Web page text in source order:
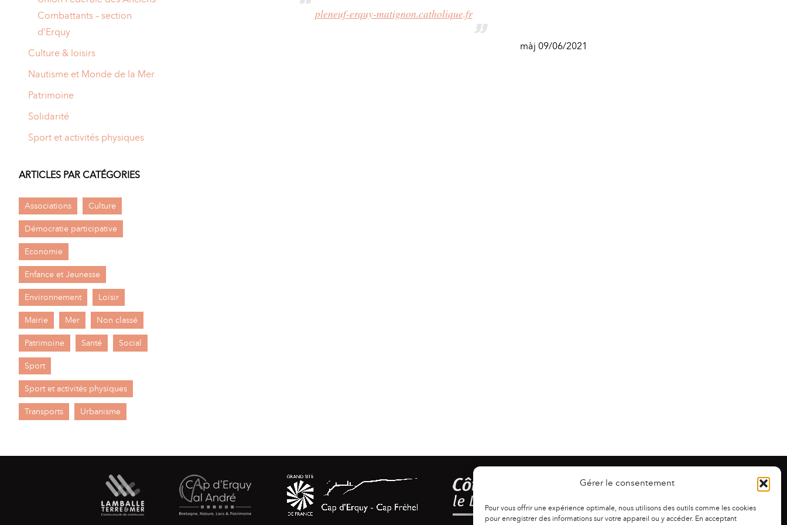
Gérer le consentement
Pour vous offrir une expérience optimale, nous utilisons des outils comme les cookies
pour enregistrer des informations sur votre appareil ou y accéder. En acceptant
pleneuf-erquy-matignon.catholique.fr
màj 09/06/2021
Combattants – section
d’Erquy
Culture & loisirs
Nautisme et Monde de la Mer
Patrimoine
Solidarité
Sport et activités physiques
ARTICLES PAR CATÉGORIES
Associations Culture
Démocratie participative
Economie
Enfance et Jeunesse
Environnement Loisir
Mairie Mer Non classé
Patrimoine Santé Social
Sport
Sport et activités physiques
Transports Urbanisme